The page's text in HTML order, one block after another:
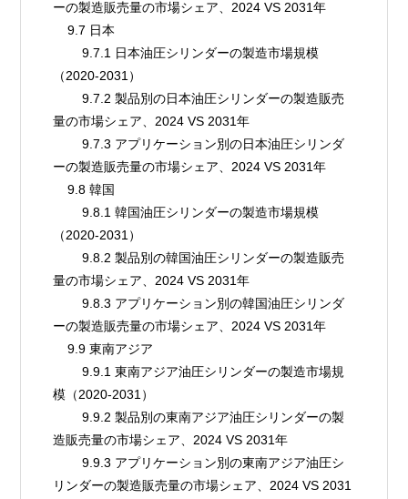
ーの製造販売量の市場シェア、2024 VS 2031年
    9.7 日本
        9.7.1 日本油圧シリンダーの製造市場規模
（2020-2031）
        9.7.2 製品別の日本油圧シリンダーの製造販売
量の市場シェア、2024 VS 2031年
        9.7.3 アプリケーション別の日本油圧シリンダ
ーの製造販売量の市場シェア、2024 VS 2031年
    9.8 韓国
        9.8.1 韓国油圧シリンダーの製造市場規模
（2020-2031）
        9.8.2 製品別の韓国油圧シリンダーの製造販売
量の市場シェア、2024 VS 2031年
        9.8.3 アプリケーション別の韓国油圧シリンダ
ーの製造販売量の市場シェア、2024 VS 2031年
    9.9 東南アジア
        9.9.1 東南アジア油圧シリンダーの製造市場規
模（2020-2031）
        9.9.2 製品別の東南アジア油圧シリンダーの製
造販売量の市場シェア、2024 VS 2031年
        9.9.3 アプリケーション別の東南アジア油圧シ
リンダーの製造販売量の市場シェア、2024 VS 2031